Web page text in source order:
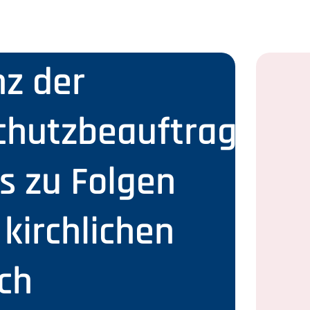
der
zu Folgen